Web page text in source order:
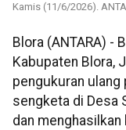
Kamis (11/6/2026).
Blora (ANTARA) -
Kabupaten Blora,
pengukuran ulang
sengketa di Desa
dan